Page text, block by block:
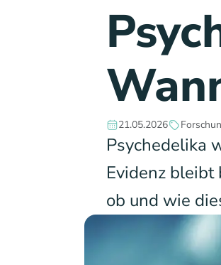
21.05.2026
Psychedelika
Evidenz
ob und wie